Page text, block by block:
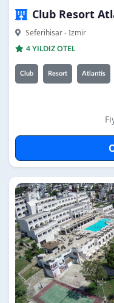
Club Resort
Seferihisar - İzmir
4 YILDIZ OTEL
Club Resort Atlantis